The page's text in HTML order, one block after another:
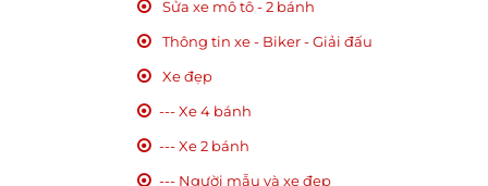
Sửa xe mô tô - 2 bánh
Thông tin xe - Biker - Giải đấu
Xe đẹp
--- Xe 4 bánh
--- Xe 2 bánh
--- Người mẫu và xe đẹp